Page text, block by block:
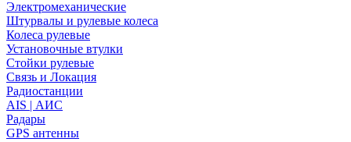
Электромеханические
Штурвалы и рулевые колеса
Колеса рулевые
Установочные втулки
Стойки рулевые
Связь и Локация
Радиостанции
AIS | АИС
Радары
GPS антенны